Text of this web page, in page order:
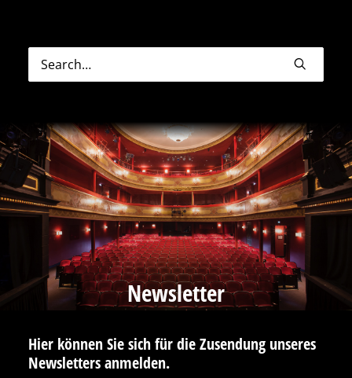
Newsletter
Hier können Sie sich für die Zusendung unseres
Newsletters anmelden.